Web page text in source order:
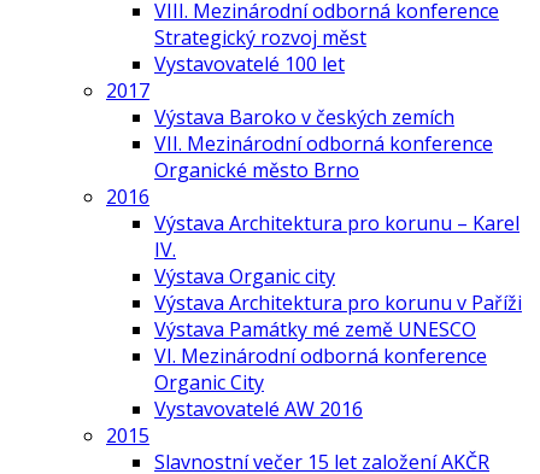
VIII. Mezinárodní odborná konference
Strategický rozvoj měst
Vystavovatelé 100 let
2017
Výstava Baroko v českých zemích
VII. Mezinárodní odborná konference
Organické město Brno
2016
Výstava Architektura pro korunu – Karel
IV.
Výstava Organic city
Výstava Architektura pro korunu v Paříži
Výstava Památky mé země UNESCO
VI. Mezinárodní odborná konference
Organic City
Vystavovatelé AW 2016
2015
Slavnostní večer 15 let založení AKČR